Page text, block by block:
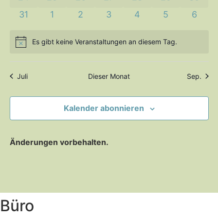
0 Veranstaltungen
31 0 Veranstaltungen
1 0 Veranstaltungen
2 0 Veranstaltungen
3 0 Veranstaltungen
4 0
5 0
6
HinweisEs gibt keine Veranstaltungen an diesem Tag.
Juli Dieser Monat Sep.
Kalender abonnieren
Änderungen vorbehalten.
Büro